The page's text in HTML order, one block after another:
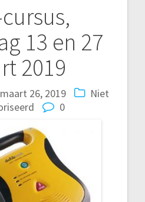
13 en 27
2019
maart 26, 2019
Niet
0